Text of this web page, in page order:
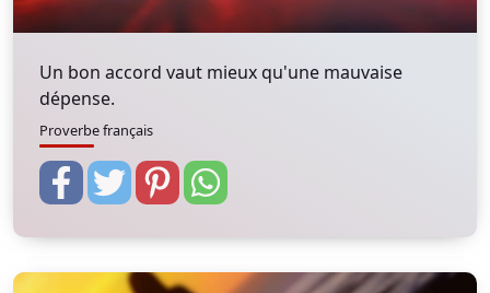
Un bon accord vaut mieux qu'une mauvaise
dépense.
Proverbe français